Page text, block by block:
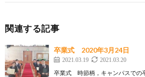
関連する記事
卒業式 2020年3月24日
2021.03.19 2021.03.20
卒業式 時節柄，キャンパスでの